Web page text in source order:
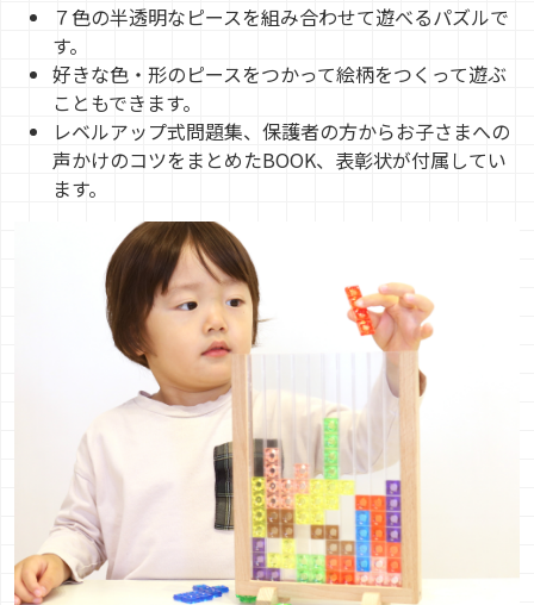
７色の半透明なピースを組み合わせて遊べるパズルで
す。
好きな色・形のピースをつかって絵柄をつくって遊ぶ
こともできます。
レベルアップ式問題集、保護者の方からお子さまへの
声かけのコツをまとめたBOOK、表彰状が付属してい
ます。